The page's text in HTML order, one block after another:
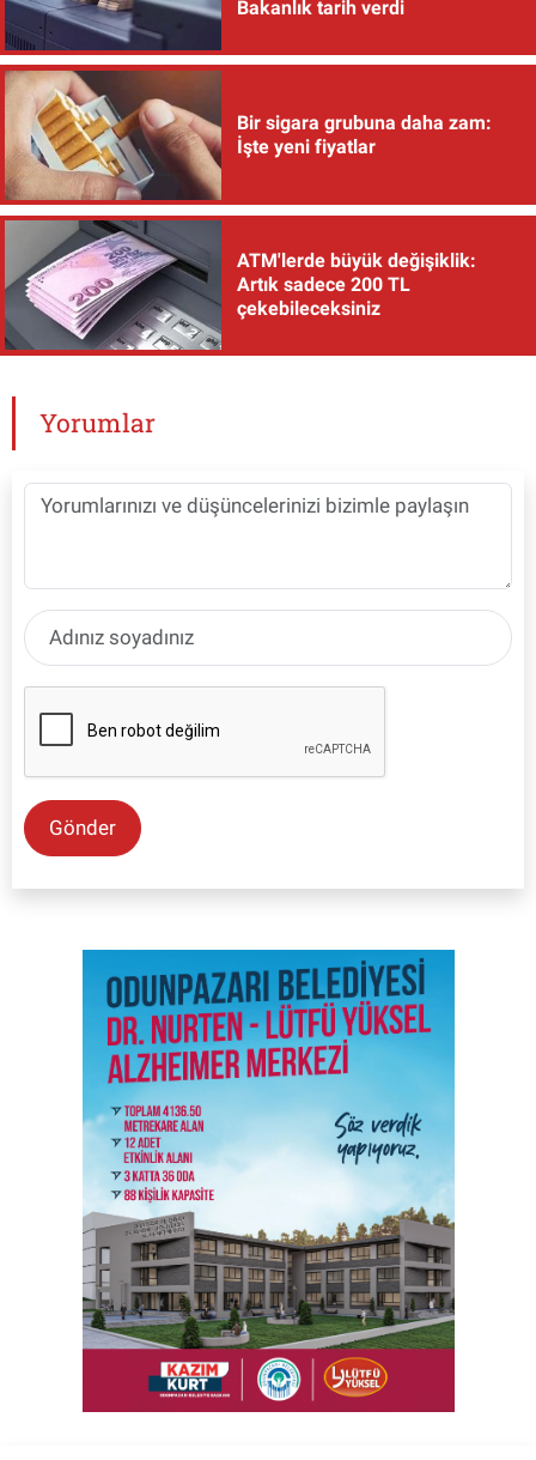
Bakanlık tarih verdi
Bir sigara grubuna daha zam:
İşte yeni fiyatlar
ATM'lerde büyük değişiklik:
Artık sadece 200 TL
çekebileceksiniz
Yorumlar
Gönder